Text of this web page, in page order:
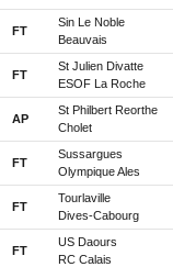
FT
Sin Le Noble
Beauvais
FT
St Julien Divatte
ESOF La Roche
AP
St Philbert Reorthe
Cholet
FT
Sussargues
Olympique Ales
FT
Tourlaville
Dives-Cabourg
FT
US Daours
RC Calais